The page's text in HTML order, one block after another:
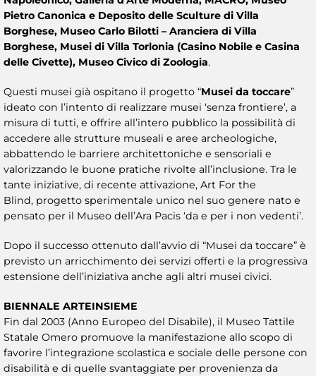
Pietro Canonica e Deposito delle Sculture di Villa
Borghese, Museo Carlo Bilotti – Aranciera di Villa
Borghese, Musei di Villa Torlonia (Casino Nobile e Casina
delle Civette), Museo Civico di Zoologia.
Questi musei già ospitano il progetto “Musei da toccare”
ideato con l’intento di realizzare musei ‘senza frontiere’, a
misura di tutti, e offrire all’intero pubblico la possibilità di
accedere alle strutture museali e aree archeologiche,
abbattendo le barriere architettoniche e sensoriali e
valorizzando le buone pratiche rivolte all’inclusione. Tra le
tante iniziative, di recente attivazione, Art For the
Blind, progetto sperimentale unico nel suo genere nato e
pensato per il Museo dell’Ara Pacis ‘da e per i non vedenti’.
Dopo il successo ottenuto dall’avvio di “Musei da toccare” è
previsto un arricchimento dei servizi offerti e la progressiva
estensione dell’iniziativa anche agli altri musei civici.
BIENNALE ARTEINSIEME
Fin dal 2003 (Anno Europeo del Disabile), il Museo Tattile
Statale Omero promuove la manifestazione allo scopo di
favorire l’integrazione scolastica e sociale delle persone con
disabilità e di quelle svantaggiate per provenienza da